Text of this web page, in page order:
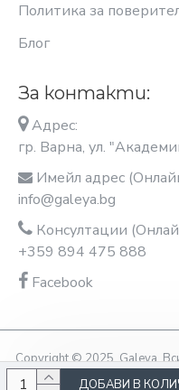
ДОБАВИ В
Политика за
Блог
За контакти:
Адрес:
гр. Варна, ул.
Имейл адрес
info@galeya.bg
Консултации
+359 894 475 888
Facebook
Copyright © 2025, Galeya,